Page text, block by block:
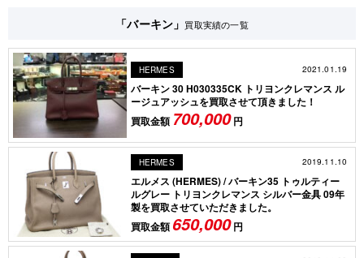
「バーキン」 買取実績の一覧
HERMES 2021.01.19
バーキン 30 H030335CK トリヨンクレマンス ル
ージュアッシュを買取させて頂きました！
買取金額 700,000円
HERMES 2019.11.10
エルメス (HERMES) / バーキン35 トゥルティー
ルグレー トリヨンクレマンス シルバー金具 09年
製を買取させていただきました。
買取金額650,000円